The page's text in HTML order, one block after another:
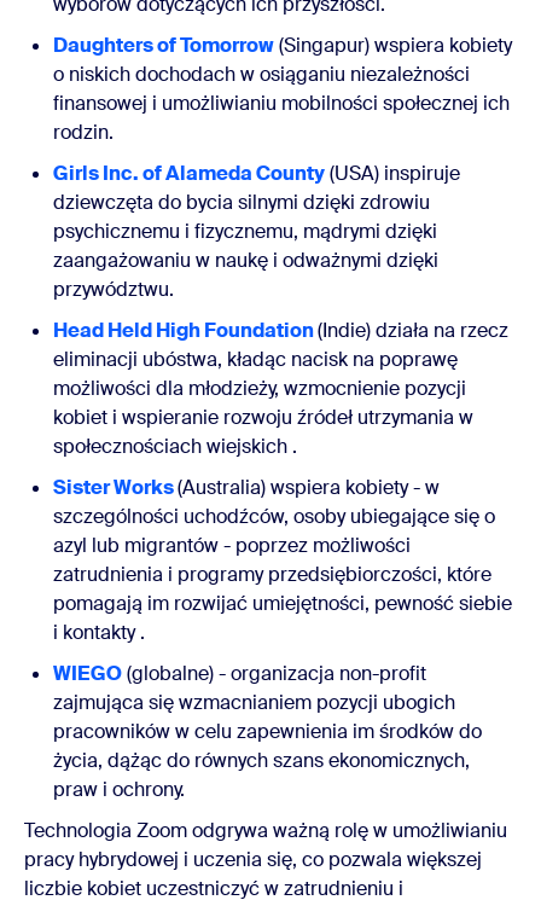
Daughters of Tomorrow(Singapur) wspiera kobiety
o niskich dochodach w osiąganiu niezależności
finansowej i umożliwianiu mobilności społecznej ich
rodzin.
Girls Inc. of Alameda County(USA) inspiruje
dziewczęta do bycia silnymi dzięki zdrowiu
psychicznemu i fizycznemu, mądrymi dzięki
zaangażowaniu w naukę i odważnymi dzięki
przywództwu.
Head Held High Foundation(Indie) działa na rzecz
eliminacji ubóstwa, kładąc nacisk na poprawę
możliwości dla młodzieży, wzmocnienie pozycji
kobiet i wspieranie rozwoju źródeł utrzymania w
społecznościach wiejskich .
Sister Works(Australia) wspiera kobiety - w
szczególności uchodźców, osoby ubiegające się o
azyl lub migrantów - poprzez możliwości
zatrudnienia i programy przedsiębiorczości, które
pomagają im rozwijać umiejętności, pewność siebie
i kontakty.
WIEGO(globalne) - organizacja non-profit
zajmująca się wzmacnianiem pozycji ubogich
pracowników w celu zapewnienia im środków do
życia, dążąc do równych szans ekonomicznych,
praw i ochrony.
Technologia Zoom odgrywa ważną rolę w umożliwianiu
pracy hybrydowej i uczenia się, co pozwala większej
liczbie kobiet uczestniczyć w zatrudnieniu i